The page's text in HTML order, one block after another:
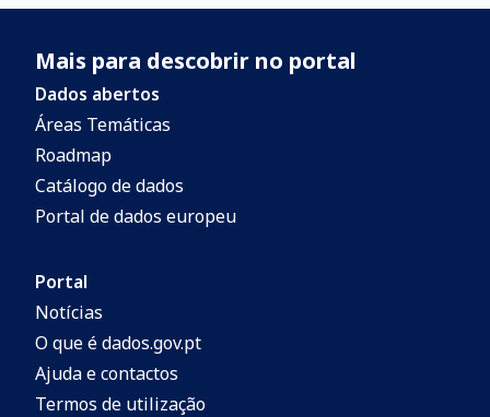
investigação em geologia marinha. O
mapa é constituído por: Carta Geológica
de Portugal Continental, Carta Geológica
da Região Imersa de Portugal, Carta
Geológica do Arquipélago dos Açores,
Carta Geológica do Arquipélago da
Neotectónico de Portugal Continental com
Hipsometria à escala 1:4 000 000,
Esquema Tectono-Estratigráfico de
Portugal Continental à escala 1:5 000 000
e Mapa de localização à escala 1:20 000
Mais para descobrir no portal
Dados abertos
Áreas Temáticas
Roadmap
Catálogo de dados
Portal de dados europeu
Portal
Notícias
O que é dados.gov.pt
Ajuda e contactos
Termos de utilização